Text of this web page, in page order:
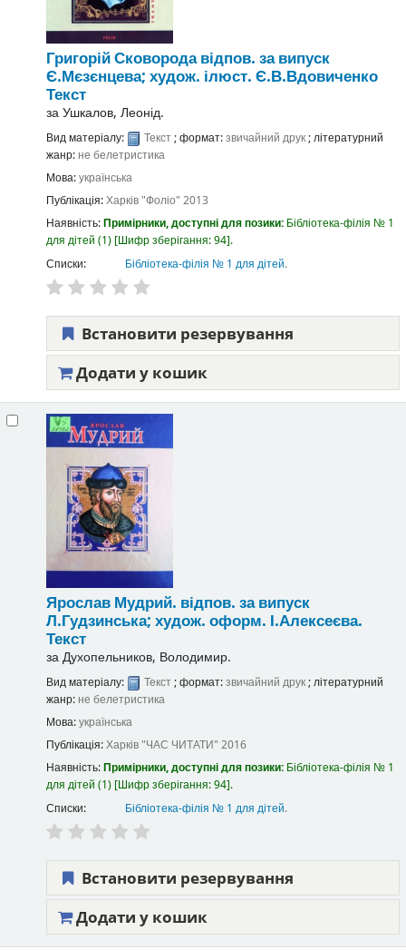
Григорій Сковородавідпов. за випуск
Є.Мєзєнцева; худож. ілюст. Є.В.Вдовиченко
Текст
заУшкалов, Леонід.
Вид матеріалу: Текст; формат:звичайний друк; літературний
жанр:не белетристика
Мова:українська
Публікація:Харків"Фоліо" 2013
Наявність:Примірники, доступні для позики: Бібліотека-філія № 1
для дітей (1) Шифр зберігання:94 .
Списки:
Бібліотека-філія № 1 для дітей.
Встановити резервування
Додати у кошик
Ярослав Мудрий. відпов. за випуск
Л.Гудзинська; худож. оформ. І.Алексеєва.
Текст
заДухопельников, Володимир.
Вид матеріалу: Текст; формат:звичайний друк; літературний
жанр: не белетристика
Мова:українська
Публікація:Харків"ЧАС ЧИТАТИ" 2016
Наявність:Примірники, доступні для позики: Бібліотека-філія № 1
для дітей (1) Шифр зберігання:94 .
Списки:
Бібліотека-філія № 1 для дітей.
Встановити резервування
Додати у кошик